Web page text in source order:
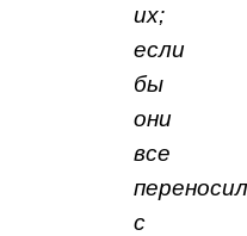
их;
если
бы
они
все
с